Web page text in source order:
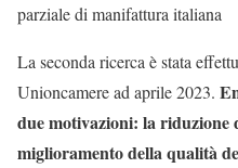
parziale di manifattura italiana
La seconda ricerca è stata
Unioncamere ad aprile 2023.
due motivazioni: la riduzione
miglioramento della qualità